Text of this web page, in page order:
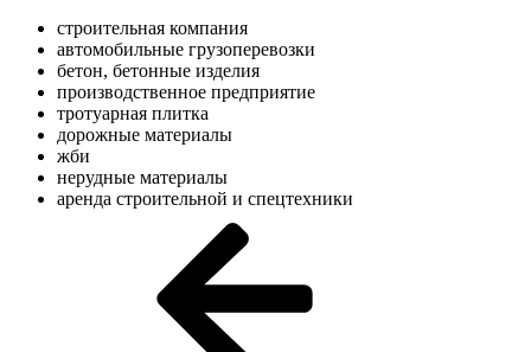
строительная компания
автомобильные грузоперевозки
бетон, бетонные изделия
производственное предприятие
тротуарная плитка
дорожные материалы
жби
нерудные материалы
аренда строительной и спецтехники